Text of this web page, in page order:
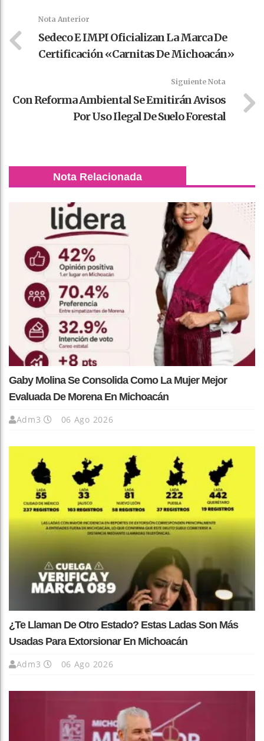
Nota Anterior
Sedeco E IMPI Oficializan La Marca De
Certificación «Carnitas De Michoacán»
Siguiente Nota
Con Reforma Ambiental Se Emitirán Avisos
Por Uso Ilegal De Suelo Forestal
Nota Relacionada
Gaby Molina Se Consolida Como La Mujer Mejor
Evaluada De Morena En Michoacán
Adm3 06 Ago 2026
¿Te Llaman De Otro Estado? Estas Ladas Son Más
Usadas Para Extorsionar En Michoacán
Adm3 06 Ago 2026